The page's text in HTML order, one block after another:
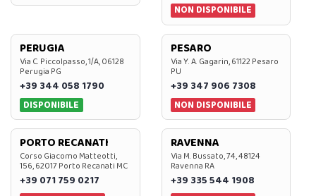
NON DISPONIBILE
PERUGIA
Via C. Piccolpasso, 1/A, 06128
Perugia PG
+39 344 058 1790
DISPONIBILE
PESARO
Via Y. A. Gagarin, 61122 Pesaro
PU
+39 347 906 7308
NON DISPONIBILE
PORTO RECANATI
Corso Giacomo Matteotti,
156, 62017 Porto Recanati MC
+39 071 759 0217
RAVENNA
Via M. Bussato, 74, 48124
Ravenna RA
+39 335 544 1908